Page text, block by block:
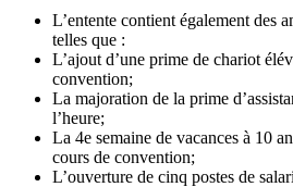
L’entente contient également des
telles que :
L’ajout d’une prime de chariot
convention;
La majoration de la prime
l’heure;
La 4e semaine de vacances à 10
cours de convention;
L’ouverture de cinq postes de